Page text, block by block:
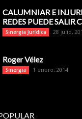
CALUMNIAR E
REDES PUEDE SALIR
Sinergia Jurídica 28 julio,
Roger Vélez
Sinergia 1 enero, 2014